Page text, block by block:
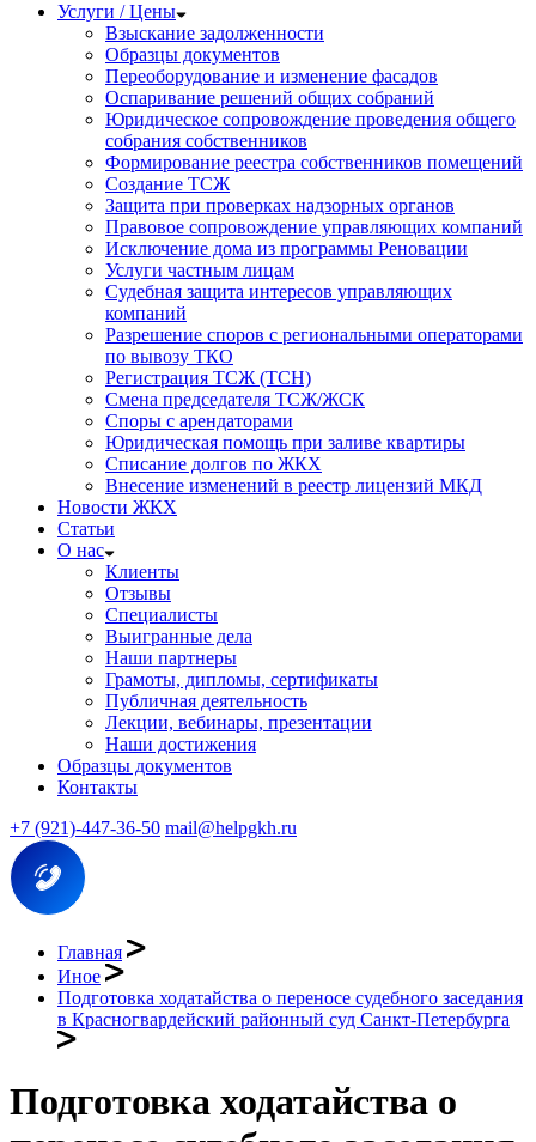
Услуги / Цены
Взыскание задолженности
Образцы документов
Переоборудование и изменение фасадов
Оспаривание решений общих собраний
Юридическое сопровождение проведения общего
собрания собственников
Формирование реестра собственников помещений
Создание ТСЖ
Защита при проверках надзорных органов
Правовое сопровождение управляющих компаний
Исключение дома из программы Реновации
Услуги частным лицам
Судебная защита интересов управляющих
компаний
Разрешение споров с региональными операторами
по вывозу ТКО
Регистрация ТСЖ (ТСН)
Смена председателя ТСЖ/ЖСК
Споры с арендаторами
Юридическая помощь при заливе квартиры
Списание долгов по ЖКХ
Внесение изменений в реестр лицензий МКД
Новости ЖКХ
Статьи
О нас
Клиенты
Отзывы
Специалисты
Выигранные дела
Наши партнеры
Грамоты, дипломы, сертификаты
Публичная деятельность
Лекции, вебинары, презентации
Наши достижения
Образцы документов
Контакты
+7 (921)-447-36-50 mail@helpgkh.ru
Главная
Иное
Подготовка ходатайства о переносе судебного заседания
в Красногвардейский районный суд Санкт-Петербурга
Подготовка ходатайства о